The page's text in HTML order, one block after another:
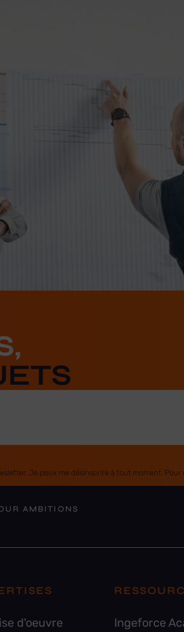
Je peux me désinscrire à tout moment.
AMBITIONS
d'oeuvre Ingeforce